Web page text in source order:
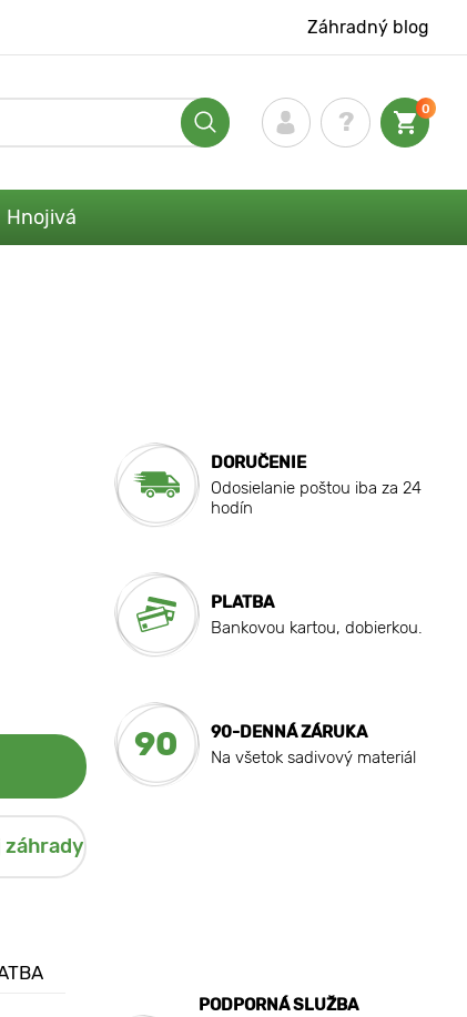
Záhradný blog
0
Hnojivá
záhrady
DORUČENIE
Odosielanie poštou iba za 24
hodín
PLATBA
Bankovou kartou, dobierkou.
90
90-DENNÁ ZÁRUKA
Na všetok sadivový materiál
PODPORNÁ SLUŽBA